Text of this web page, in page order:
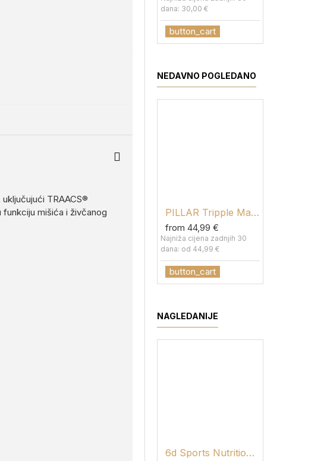
TRAACS®
mišića i živčanog
dana: 30,00 €
button_cart
NEDAVNO POGLEDANO
PILLAR Tripple Magnesium
from 44,99 €
Najniža cijena zadnjih 30
dana: od 44,99 €
button_cart
NAGLEDANIJE
6d Sports Nutrition Beta Alanine Carnosyn®